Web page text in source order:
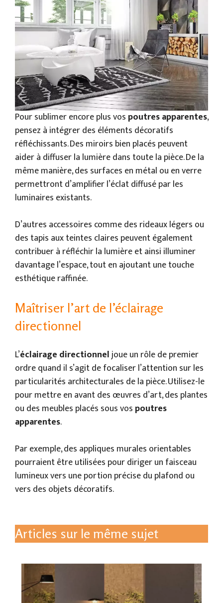
Pour sublimer encore plus vos poutres apparentes,
pensez à intégrer des éléments décoratifs
réfléchissants. Des miroirs bien placés peuvent
aider à diffuser la lumière dans toute la pièce. De la
même manière, des surfaces en métal ou en verre
permettront d’amplifier l’éclat diffusé par les
luminaires existants.
D’autres accessoires comme des rideaux légers ou
des tapis aux teintes claires peuvent également
contribuer à réfléchir la lumière et ainsi illuminer
davantage l’espace, tout en ajoutant une touche
esthétique raffinée.
Maîtriser l’art de l’éclairage
directionnel
L’éclairage directionneljoue un rôle de premier
ordre quand il s’agit de focaliser l’attention sur les
particularités architecturales de la pièce. Utilisez-le
pour mettre en avant des œuvres d’art, des plantes
ou des meubles placés sous vos poutres
apparentes.
Par exemple, des appliques murales orientables
pourraient être utilisées pour diriger un faisceau
lumineux vers une portion précise du plafond ou
vers des objets décoratifs.
Articles sur le même sujet